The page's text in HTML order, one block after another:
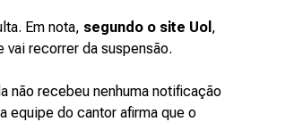
Em nota, segundo o site Uol ,
vai recorrer da suspensão.
não recebeu nenhuma notificação
equipe do cantor afirma que o